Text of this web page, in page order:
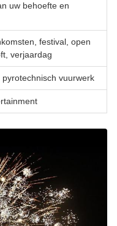
uw behoefte en
festival, open
verjaardag
pyrotechnisch vuurwerk